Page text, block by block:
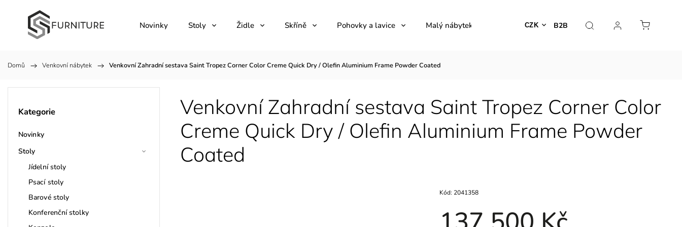
B2B
CZK
Novinky Stoly Židle Skříně Pohovky a lavice Malý nábytek Venkovní nábytek Dekorace
Domů / Venkovní nábytek / Venkovní Zahradní sestava Saint Tropez Corner Color Creme Quick Dry / Olefin Aluminium Frame Powder Coated
Kategorie
Novinky
Stoly
Jídelní stoly
Psací stoly
Barové stoly
Konferenční stolky
Venkovní Zahradní sestava Saint Tropez Corner Color
Creme Quick Dry / Olefin Aluminium Frame Powder
Coated
Kód: 2041358